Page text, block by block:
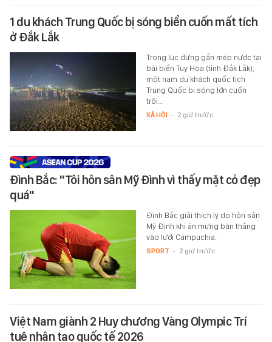
1 du khách Trung Quốc bị sóng biển cuốn mất tích
ở Đắk Lắk
Trong lúc đứng gần mép nước tại
bãi biển Tuy Hòa (tỉnh Đắk Lắk),
một nam du khách quốc tịch
Trung Quốc bị sóng lớn cuốn
trôi…
XÃ HỘI - 2 giờ trước
Đình Bắc: "Tôi hôn sân Mỹ Đình vì thấy mặt cỏ đẹp
quá"
Đình Bắc giải thích lý do hôn sân
Mỹ Đình khi ăn mừng bàn thắng
vào lưới Campuchia.
SPORT - 2 giờ trước
Việt Nam giành 2 Huy chương Vàng Olympic Trí
tuệ nhân tạo quốc tế 2026